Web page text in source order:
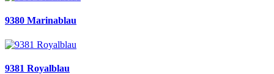
9380 Marinablau
9381 Royalblau